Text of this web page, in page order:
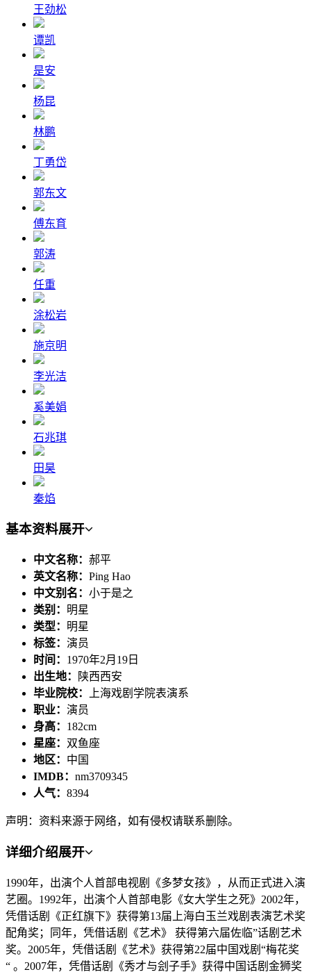
王劲松
谭凯
是安
杨昆
林鹏
丁勇岱
郭东文
傅东育
郭涛
任重
涂松岩
施京明
李光洁
奚美娟
石兆琪
田昊
秦焰
基本资料展开
中文名称： 郝平
英文名称： Ping Hao
中文别名： 小于是之
类别： 明星
类型： 明星
标签： 演员
时间： 1970年2月19日
出生地：
陕西西安
毕业院校：
上海戏剧学院表演系
职业： 演员
身高： 182cm
星座： 双鱼座
地区： 中国
IMDB： nm3709345
人气： 8394
声明：资料来源于网络，如有侵权请联系删除。
详细介绍展开
1990年，出演个人首部电视剧《多梦女孩》，从而正式进入演
艺圈。1992年，出演个人首部电影《女大学生之死》2002年，
凭借话剧《正红旗下》获得第13届上海白玉兰戏剧表演艺术奖
配角奖；同年，凭借话剧《艺术》 获得第六届佐临”话剧艺术
奖。2005年，凭借话剧《艺术》获得第22届中国戏剧“梅花奖
“ 。2007年，凭借话剧《秀才与刽子手》获得中国话剧金狮奖